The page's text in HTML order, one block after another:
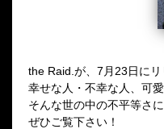
the Raid.が、7月23日に
幸せな人・不幸な人、可
そんな世の中の不平等さ
ぜひご覧下さい！